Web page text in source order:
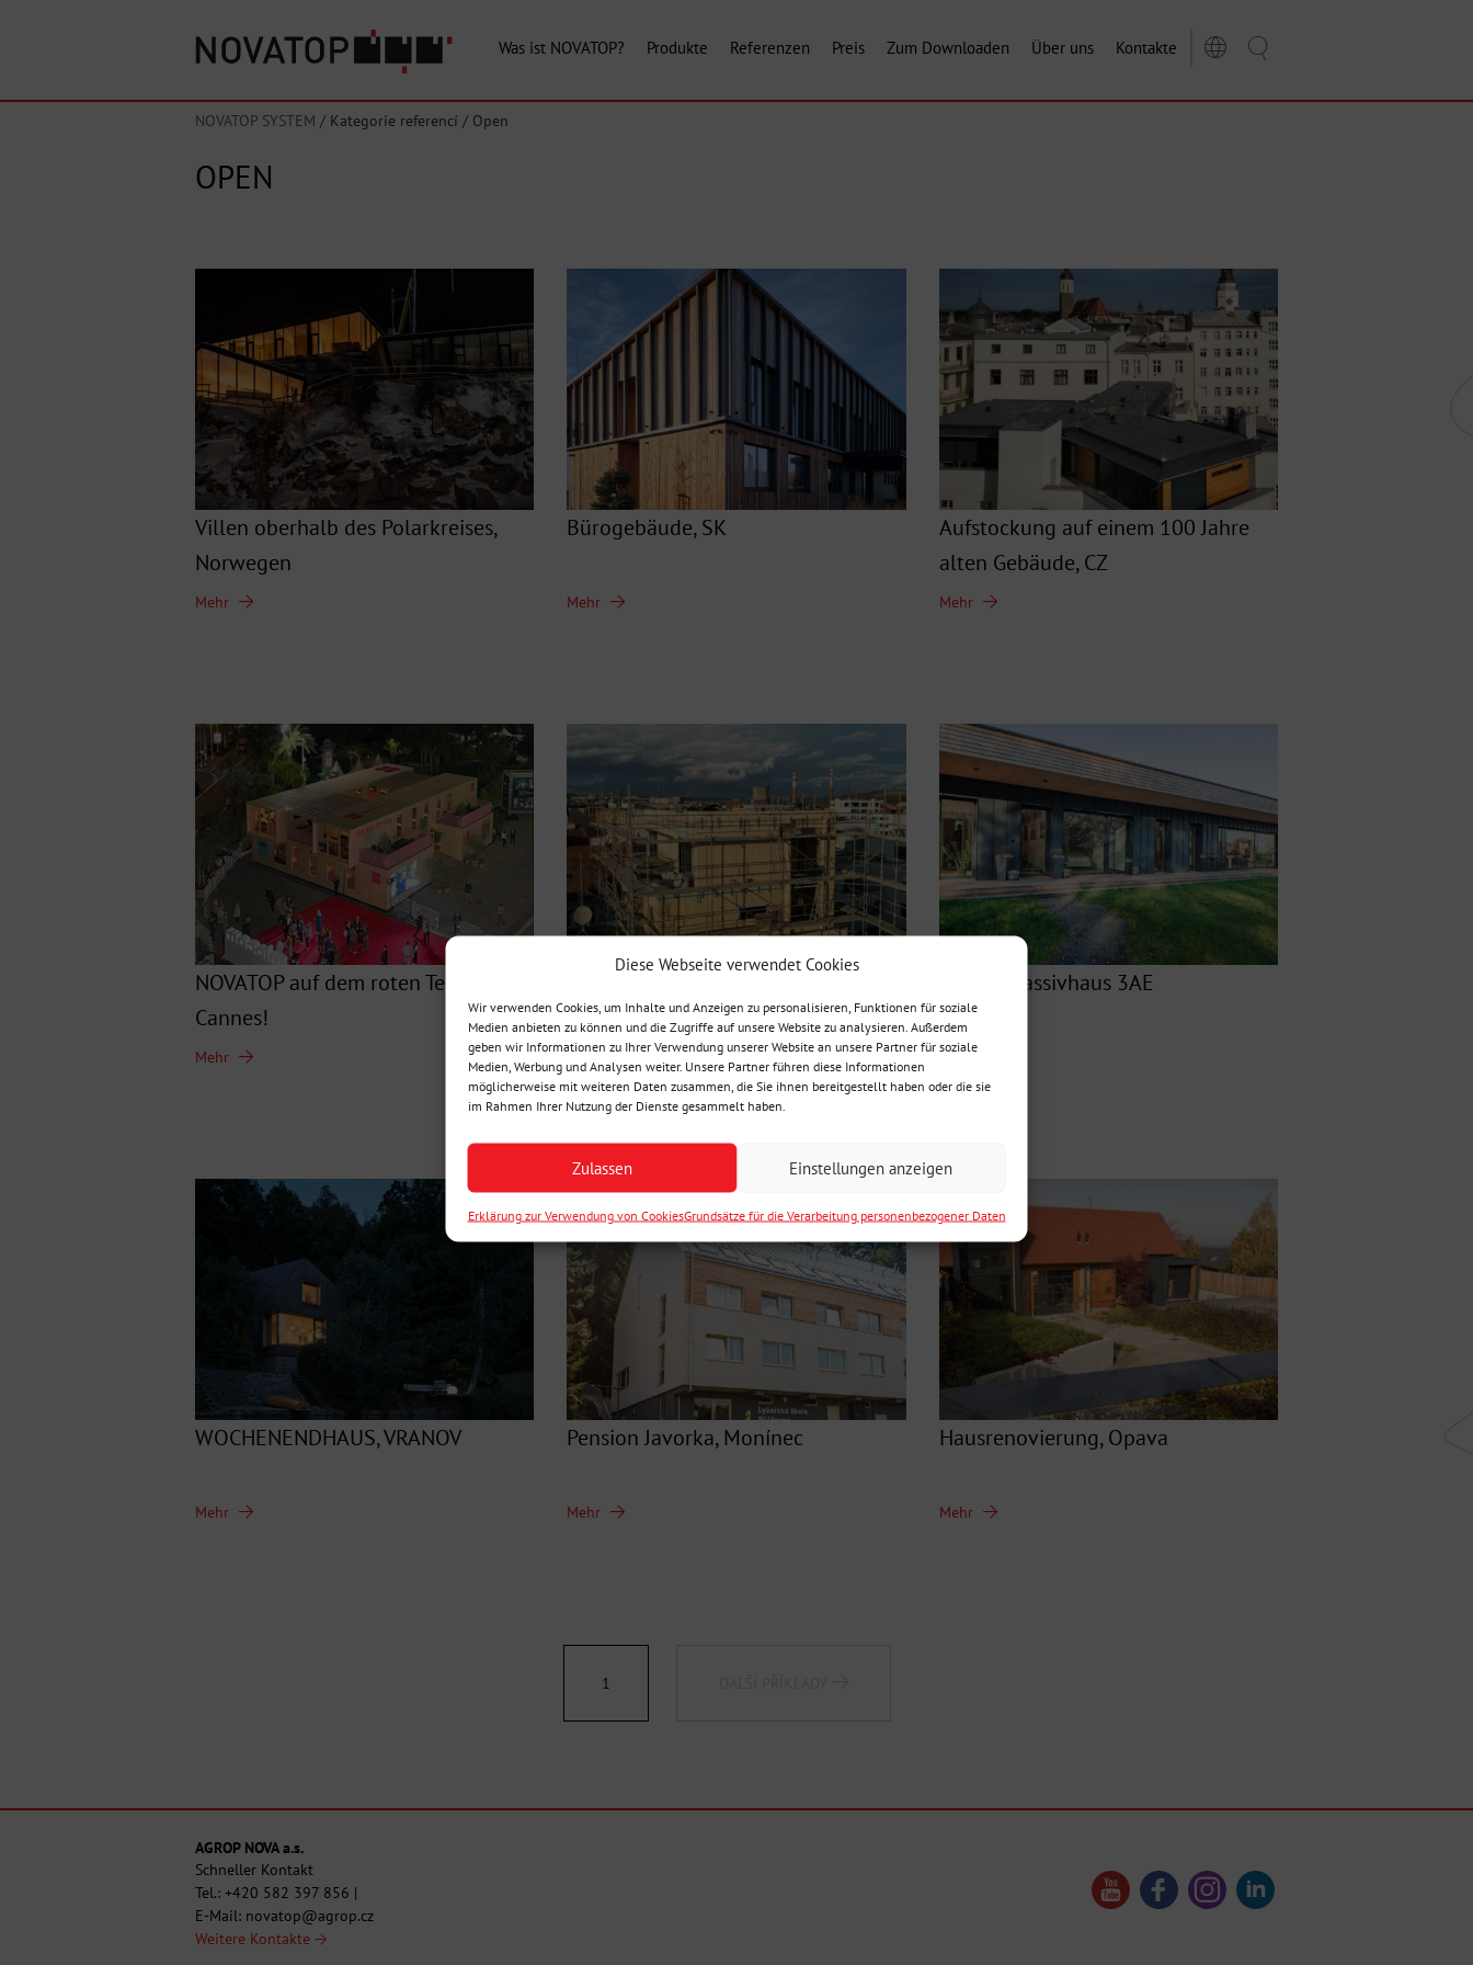
Diese Webseite verwendet Cookies
Wir verwenden Cookies, um Inhalte und Anzeigen zu personalisieren, Funktionen für soziale
Medien anbieten zu können und die Zugriffe auf unsere Website zu analysieren. Außerdem
geben wir Informationen zu Ihrer Verwendung unserer Website an unsere Partner für soziale
Medien, Werbung und Analysen weiter. Unsere Partner führen diese Informationen
möglicherweise mit weiteren Daten zusammen, die Sie ihnen bereitgestellt haben oder die sie
im Rahmen Ihrer Nutzung der Dienste gesammelt haben.
Zulassen Einstellungen anzeigen
Erklärung zur Verwendung von CookiesGrundsätze für die Verarbeitung personenbezogener Daten
Was ist NOVATOP? Produkte Referenzen Preis Zum Downloaden Über uns Kontakte
NOVATOP SYSTEM / Kategorie referencí / Open
OPEN
Villen oberhalb des Polarkreises,
Norwegen
Mehr
Bürogebäude, SK
Mehr
Aufstockung auf einem 100 Jahre
alten Gebäude, CZ
Mehr
NOVATOP auf dem roten Teppich in
Cannes!
Mehr Mehr
Muster-Passivhaus 3AE
Mehr
WOCHENENDHAUS, VRANOV
Mehr
Pension Javorka, Monínec
Mehr
Hausrenovierung, Opava
Mehr
1
AGROP NOVA a.s.
Schneller Kontakt
Tel.: +420 582 397 856 |
E-Mail: novatop@agrop.cz
Weitere Kontakte